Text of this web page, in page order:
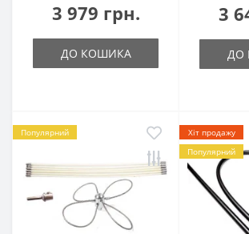
3 979 грн.
ДО КОШИКА
3
ДО
Популярний
Хіт продажу
Популярний